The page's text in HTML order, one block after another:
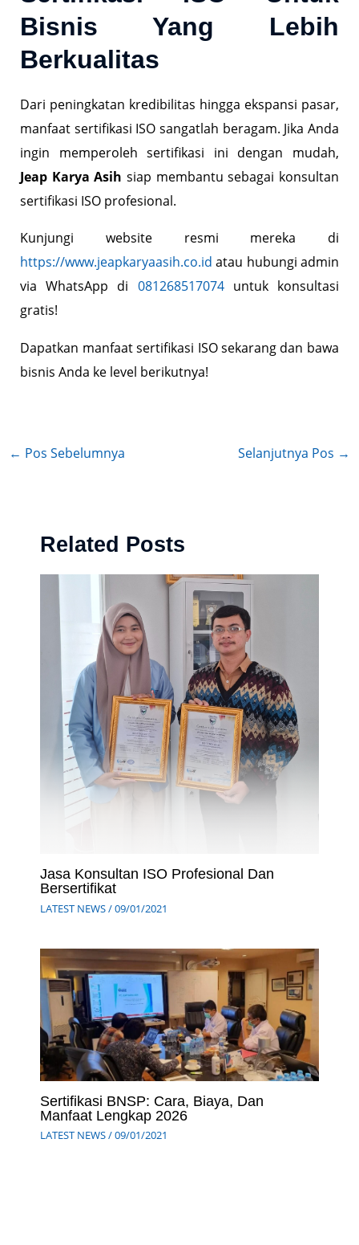
Bisnis Yang Lebih
Berkualitas
Dari peningkatan kredibilitas hingga ekspansi pasar,
manfaat sertifikasi ISO sangatlah beragam. Jika Anda
ingin memperoleh sertifikasi ini dengan mudah,
Jeap Karya Asih siap membantu sebagai konsultan
sertifikasi ISO profesional.
Kunjungi website resmi mereka di
https://www.jeapkaryaasih.co.id atau hubungi admin
via WhatsApp di 081268517074untuk konsultasi
gratis!
Dapatkan manfaat sertifikasi ISO sekarang dan bawa
bisnis Anda ke level berikutnya!
← Pos Sebelumnya Selanjutnya Pos →
Related Posts
Jasa Konsultan ISO Profesional Dan
Bersertifikat
LATEST NEWS/09/01/2021
Sertifikasi BNSP: Cara, Biaya, Dan
Manfaat Lengkap 2026
LATEST NEWS/09/01/2021